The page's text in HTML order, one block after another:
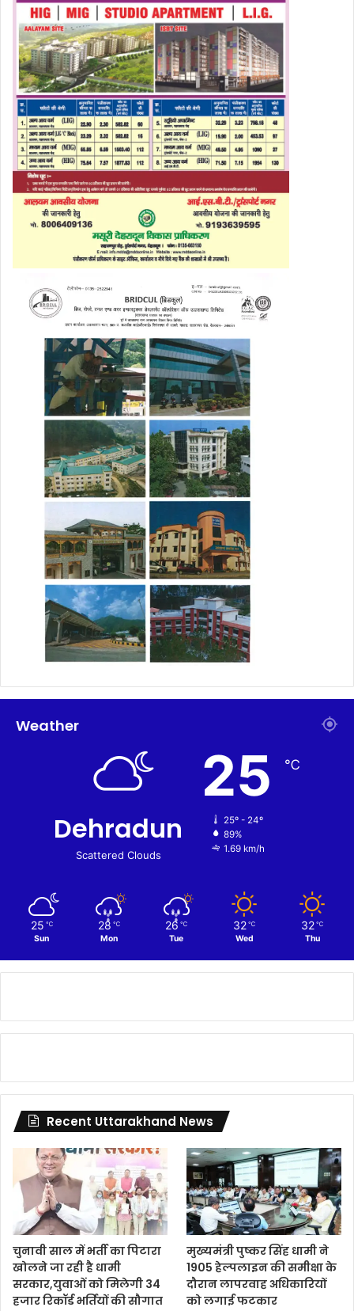
Weather
Dehradun
Scattered Clouds
25 ℃
25º - 24º
89%
1.69 km/h
25 ℃
Sun
28 ℃
Mon
26 ℃
Tue
32 ℃
Wed
32 ℃
Thu
Recent Uttarakhand News
चुनावी साल में भर्ती का पिटारा
खोलने जा रही है धामी
सरकार,युवाओं को मिलेगी 34
हजार रिकॉर्ड भर्तियों की सौगात
मुख्यमंत्री पुष्कर सिंह धामी ने
1905 हेल्पलाइन की समीक्षा के
दौरान लापरवाह अधिकारियों
को लगाई फटकार